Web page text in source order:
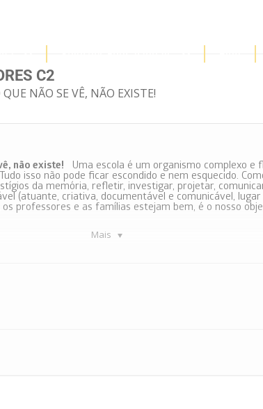
C2
NÃO SE VÊ, NÃO EXISTE!
Mais
não existe! Uma escola é um organismo complexo e
isso não pode ficar escondido e nem esquecido.
da memória, refletir, investigar, projetar,
(atuante, criativa, documentável e comunicável,
professores e as famílias estejam bem, é o nosso